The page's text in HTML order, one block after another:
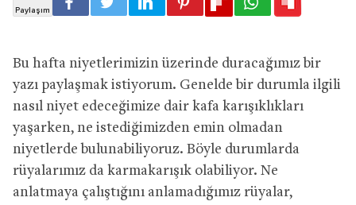
Bu hafta niyetlerimizin üzerinde duracağımız bir
yazı paylaşmak istiyorum. Genelde bir durumla ilgili
nasıl niyet edeceğimize dair kafa karışıklıkları
yaşarken, ne istediğimizden emin olmadan
niyetlerde bulunabiliyoruz. Böyle durumlarda
rüyalarımız da karmakarışık olabiliyor. Ne
anlatmaya çalıştığını anlamadığımız rüyalar,